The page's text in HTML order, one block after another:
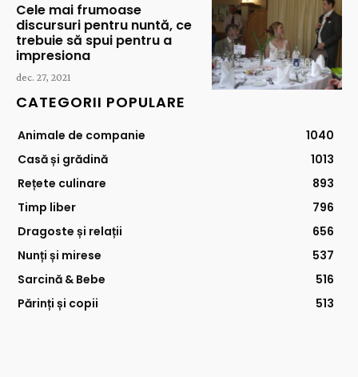
Cele mai frumoase
discursuri pentru nuntă, ce
trebuie să spui pentru a
impresiona
dec. 27, 2021
CATEGORII POPULARE
Animale de companie
1040
Casă și grădină
1013
Rețete culinare
893
Timp liber
796
Dragoste și relații
656
Nunți și mirese
537
Sarcină & Bebe
516
Părinți și copii
513